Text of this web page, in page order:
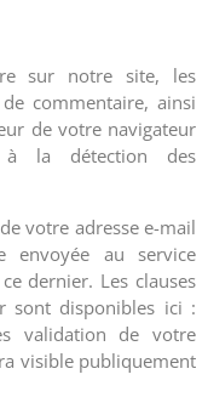
sur notre site, les
commentaire, ainsi
de votre navigateur
la détection des
votre adresse e-mail
envoyée au service
dernier. Les clauses
sont disponibles ici :
validation de votre
visible publiquement